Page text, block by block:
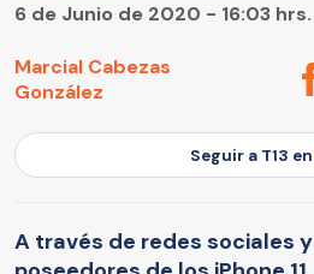
Marcial Cabezas
González
6 de Junio de 2020 - 16:03 hrs.
Seguir a T13 en
A través de redes sociales